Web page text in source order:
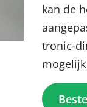
Menu sluiten
Menu sluiten
Menu sluiten
Menu sluiten
Menu sluitenkan de
tronic-